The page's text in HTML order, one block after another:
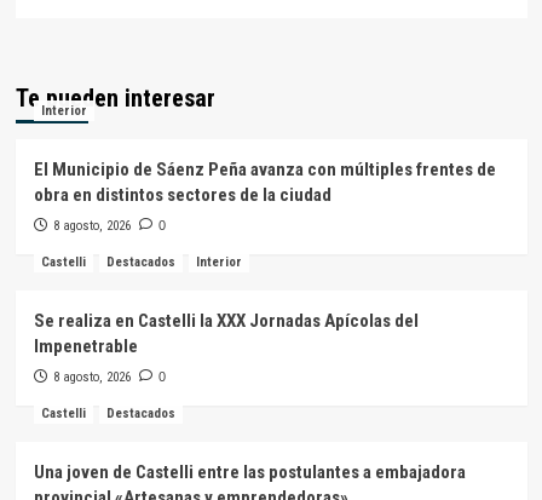
Te pueden interesar
Interior
El Municipio de Sáenz Peña avanza con múltiples frentes de
obra en distintos sectores de la ciudad
8 agosto, 2026 0
Castelli Destacados Interior
Se realiza en Castelli la XXX Jornadas Apícolas del
Impenetrable
8 agosto, 2026 0
Castelli Destacados
Una joven de Castelli entre las postulantes a embajadora